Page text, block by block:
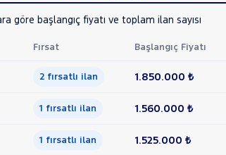
göre başlangıç fiyatı ve toplam ilan sayısı
Fırsat Başlangıç Fiyatı
2 fırsatlı ilan 1.850.000 ₺
1 fırsatlı ilan 1.560.000 ₺
1 fırsatlı ilan 1.525.000 ₺